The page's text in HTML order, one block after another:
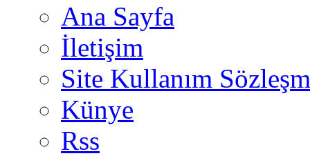
Ana Sayfa
İletişim
Site Kullanım
Künye
Rss